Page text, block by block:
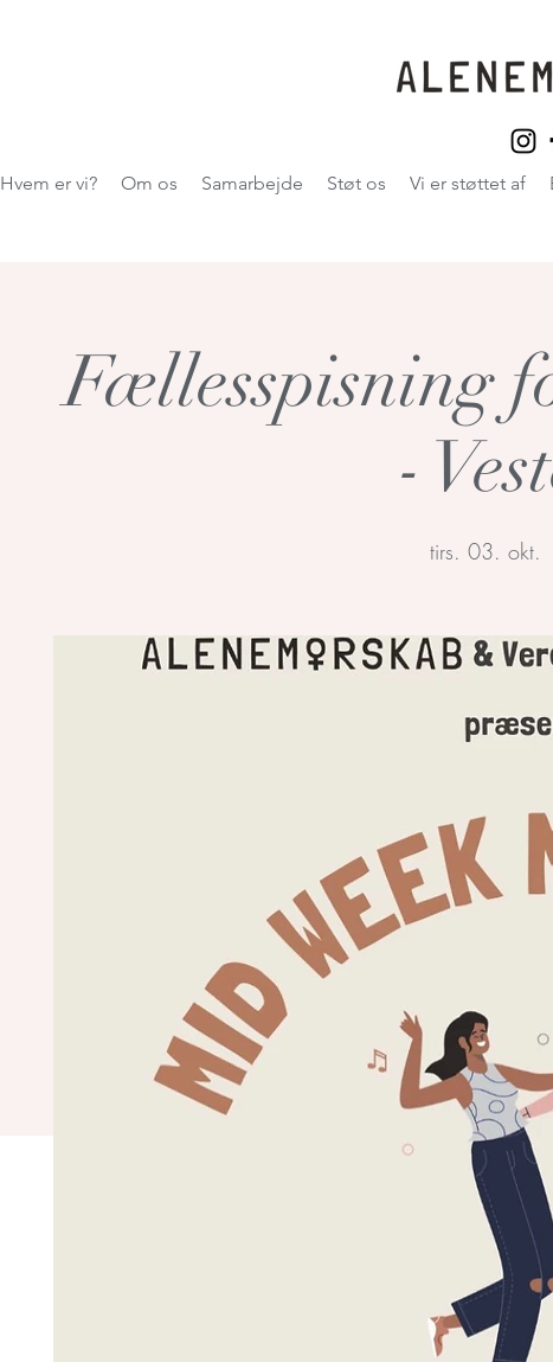
Hvem er vi? Om os Samarbejde Støt os Vi er støttet af
Fællesspisning
-
tirs. 03. okt.